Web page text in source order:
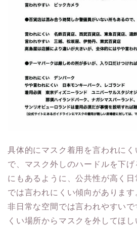
具体的にマスク着用を言われにく
で、マスク外しのハードルを下げ
にもあるように、公共性が高く
では言われにくい傾向がありま
非日常な空間では言われやすい
くい場所からマスクを外してほし